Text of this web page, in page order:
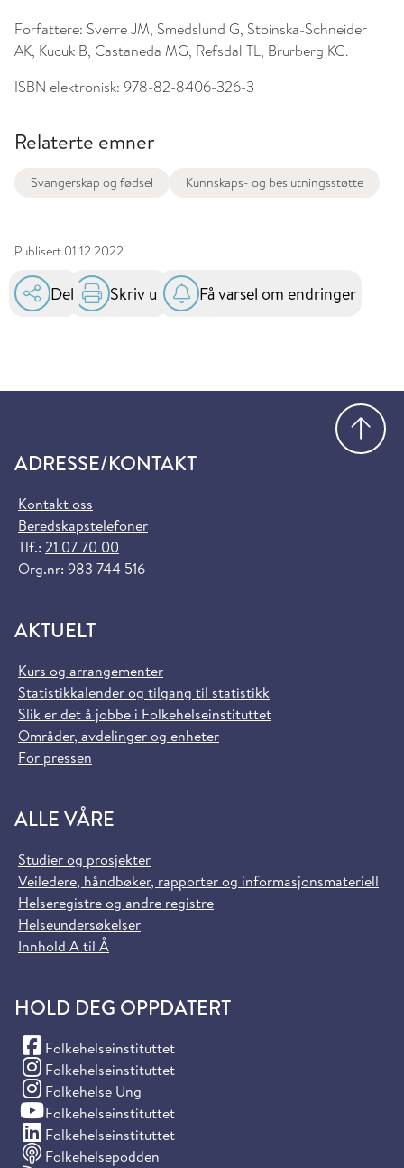
Forfattere: Sverre JM, Smedslund G, Stoinska-Schneider
AK, Kucuk B, Castaneda MG, Refsdal TL, Brurberg KG.
ISBN elektronisk: 978-82-8406-326-3
Relaterte emner
Svangerskap og fødsel Kunnskaps- og beslutningsstøtte
Publisert 01.12.2022
Del Skriv ut Få varsel om endringer
ADRESSE/KONTAKT
Kontakt oss
Beredskapstelefoner
Tlf.: 21 07 70 00
Org.nr: 983 744 516
AKTUELT
Kurs og arrangementer
Statistikkalender og tilgang til statistikk
Slik er det å jobbe i Folkehelseinstituttet
Områder, avdelinger og enheter
For pressen
ALLE VÅRE
Studier og prosjekter
Veiledere, håndbøker, rapporter og informasjonsmateriell
Helseregistre og andre registre
Helseundersøkelser
Innhold A til Å
HOLD DEG OPPDATERT
Folkehelseinstituttet
(Facebook)
Folkehelseinstituttet
(Instagram)
Folkehelse Ung
(Instagram)
Folkehelseinstituttet
(YouTube)
Folkehelseinstituttet
(LinkedIn)
Folkehelsepodden